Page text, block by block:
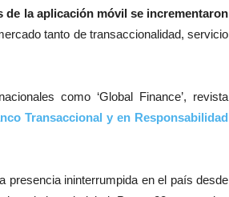
de la aplicación móvil se incrementaron
tanto de transaccionalidad, servicio
como ‘Global Finance’, revista
Transaccional y en Responsabilidad
presencia ininterrumpida en el país desde